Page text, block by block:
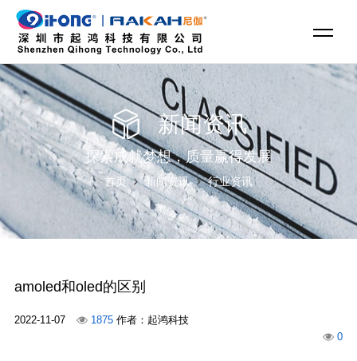
新闻资讯
探索成就梦想，质量赢得发展
首页 新闻资讯 行业资讯
amoled和oled的区别
2022-11-07 1875作者：起鸿科技
0